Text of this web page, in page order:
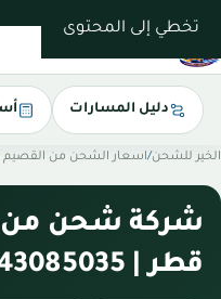
تخطي إلى المحتوى
دليل المسارات
الخير للشحن/اسعار الشحن من القصيم
شركة شحن من
قطر | 0543085035